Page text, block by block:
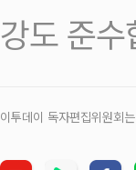
강도 준수
이투데이 독자편집위원회